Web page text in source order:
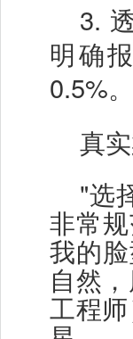
3.
明确
0.5%。
真
"选
非常
我的
自然
工程